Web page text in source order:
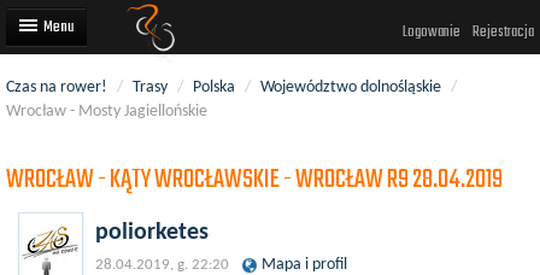
Logowanie Rejestracja
Artykuły
Użytkownicy
Czas na rower! / Trasy / Polska / Województwo dolnośląskie /
Wrocław - Mosty Jagiellońskie
WROCŁAW - KĄTY WROCŁAWSKIE - WROCŁAW R9 28.04.2019
poliorketes
28.04.2019, g. 22:20 Mapa i profil